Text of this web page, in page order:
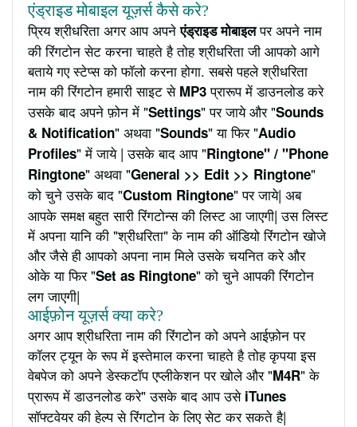
एंड्राइड मोबाइल यूज़र्स कैसे करे?
प्रिय श्रीधरिता अगर आप अपनेएंड्राइड मोबाइलपर अपने नाम
की रिंगटोन सेट करना चाहते है तोह श्रीधरिता जी आपको आगे
बताये गए स्टेप्स को फॉलो करना होगा. सबसे पहले श्रीधरिता
नाम की रिंगटोन हमारी साइट से MP3प्रारूप में डाउनलोड करे
उसके बाद अपने फ़ोन में "Settings" पर जाये और "Sounds
& Notification" अथवा "Sounds" या फिर "Audio
Profiles" में जाये | उसके बाद आप "Ringtone" / "Phone
Ringtone" अथवा "General >> Edit >> Ringtone"
को चुने उसके बाद "Custom Ringtone" पर जाये| अब
आपके समक्ष बहुत सारी रिंगटोन्स की लिस्ट आ जाएगी| उस लिस्ट
में अपना यानि की "श्रीधरिता" के नाम की ऑडियो रिंगटोन खोजे
और जैसे ही आपको अपना नाम मिले उसके चयनित करे और
ओके या फिर "Set as Ringtone" को चुने आपकी रिंगटोन
लग जाएगी|
आईफ़ोन यूज़र्स क्या करे?
अगर आप श्रीधरिता नाम की रिंगटोन को अपने आईफ़ोन पर
कॉलर ट्यून के रूप में इस्तेमाल करना चाहते है तोह कृपया इस
वेबपेज को अपने डेस्कटॉप एप्लीकेशन पर खोले और "M4R" के
प्रारूप में डाउनलोड करे" उसके बाद आप उसे iTunes
सॉफ्टवेयर की हेल्प से रिंगटोन के लिए सेट कर सकते है|